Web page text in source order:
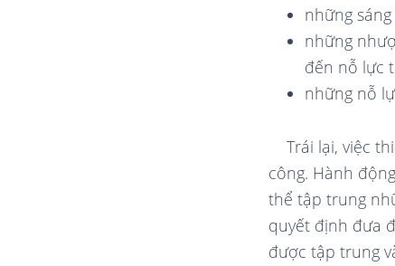
những
những
đến nỗ lực
những nỗ
Trái lại, việc
công. Hành
thể tập trung
quyết định đưa
được tập trung